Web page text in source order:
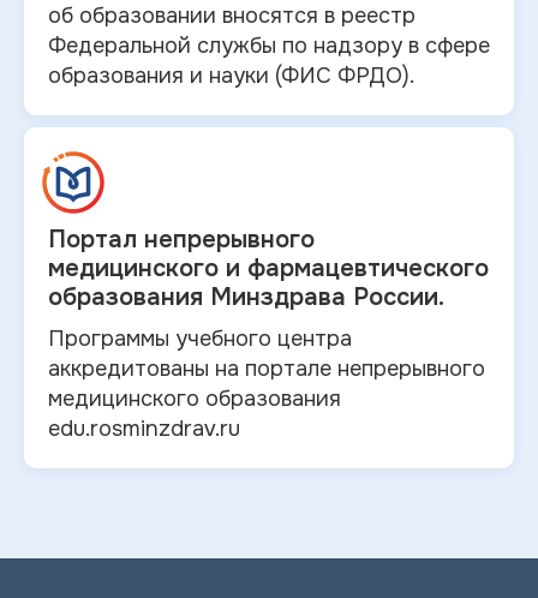
об образовании вносятся в реестр
Федеральной службы по надзору в сфере
образования и науки (ФИС ФРДО).
Портал непрерывного
медицинского и фармацевтического
образования Минздрава России.
Программы учебного центра
аккредитованы на портале непрерывного
медицинского образования
edu.rosminzdrav.ru